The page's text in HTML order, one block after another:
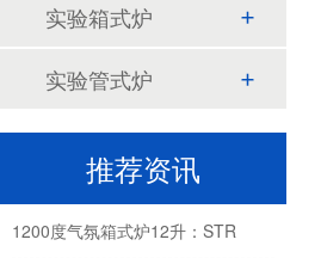
实验箱式炉
实验管式炉
推荐资讯
耐火砖荷重软化温度试验用试
1200度气氛箱式炉12升：STR